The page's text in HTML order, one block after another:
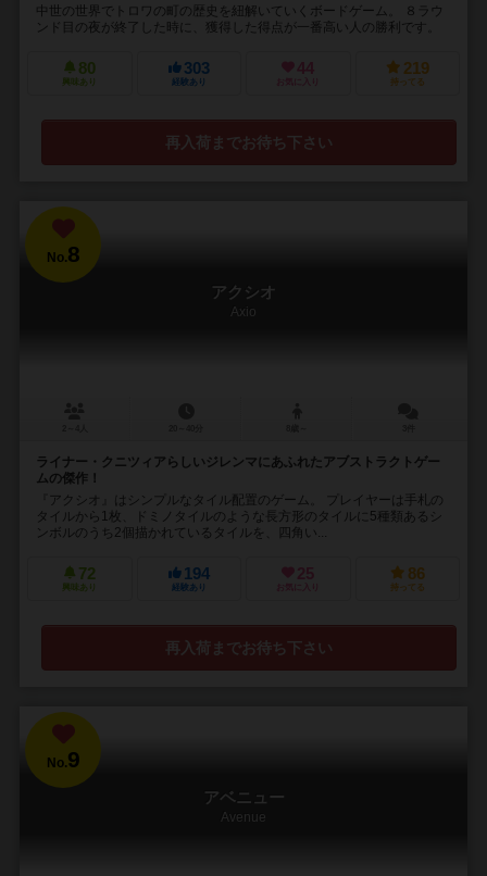
中世の世界でトロワの町の歴史を紐解いていくボードゲーム。 ８ラウ
ンド目の夜が終了した時に、獲得した得点が一番高い人の勝利です。
80
興味あり
303
経験あり
44
お気に入り
219
持ってる
再入荷までお待ち下さい
No.8
アクシオ
Axio
ライナー・クニツィアらしいジレンマにあふれたアブストラクトゲー
ムの傑作！
『アクシオ』はシンプルなタイル配置のゲーム。 プレイヤーは手札の
タイルから1枚、ドミノタイルのような長方形のタイルに5種類あるシ
ンボルのうち2個描かれているタイルを、四角い...
72
興味あり
194
経験あり
25
お気に入り
86
持ってる
再入荷までお待ち下さい
No.9
アベニュー
Avenue